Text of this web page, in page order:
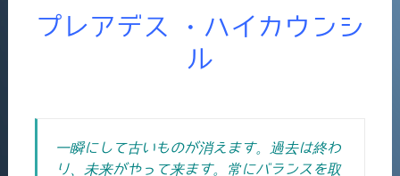
プレアデス ・ハイカウンシ
ル
一瞬にして古いものが消えます。過去は終わ
り、未来がやって来ます。常にバランスを取